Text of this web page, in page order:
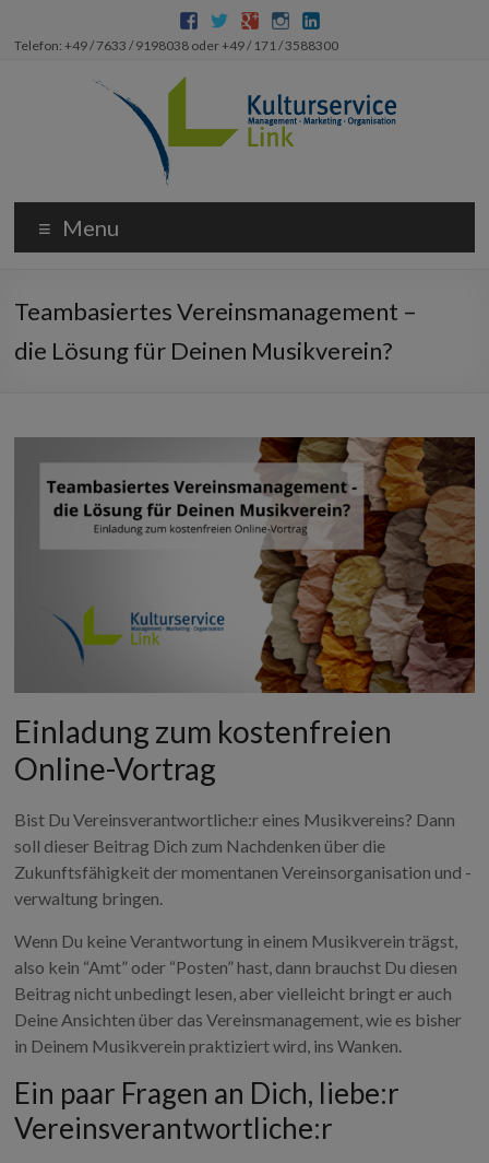
Telefon: +49 / 7633 / 9198038 oder +49 / 171 / 3588300
Menu
Teambasiertes Vereinsmanagement –
die Lösung für Deinen Musikverein?
Einladung zum kostenfreien
Online-Vortrag
Bist Du Vereinsverantwortliche:r eines Musikvereins? Dann
soll dieser Beitrag Dich zum Nachdenken über die
Zukunftsfähigkeit der momentanen Vereinsorganisation und -
verwaltung bringen.
Wenn Du keine Verantwortung in einem Musikverein trägst,
also kein “Amt” oder “Posten” hast, dann brauchst Du diesen
Beitrag nicht unbedingt lesen, aber vielleicht bringt er auch
Deine Ansichten über das Vereinsmanagement, wie es bisher
in Deinem Musikverein praktiziert wird, ins Wanken.
Ein paar Fragen an Dich, liebe:r
Vereinsverantwortliche:r